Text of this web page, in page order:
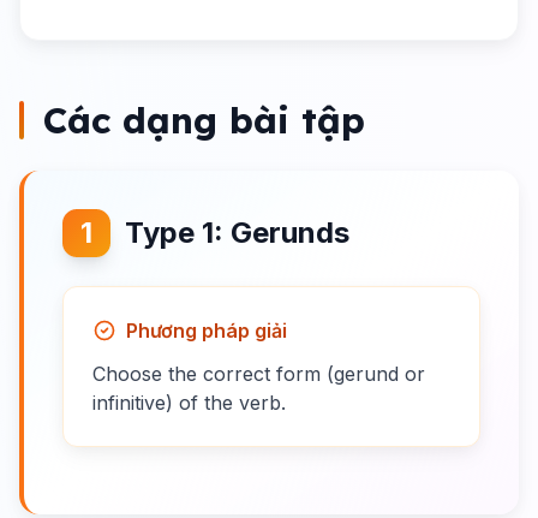
Các dạng bài tập
1 Type 1: Gerunds
Phương pháp giải
Choose the correct form (gerund or
infinitive) of the verb.